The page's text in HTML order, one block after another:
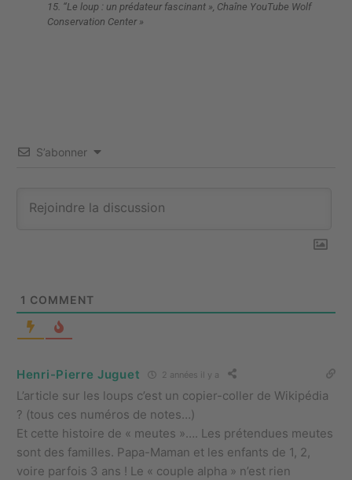
15. “Le loup : un prédateur fascinant », Chaîne YouTube Wolf
Conservation Center »
S’abonner
1 COMMENT
Henri-Pierre Juguet 2 années il y a
L’article sur les loups c’est un copier-coller de Wikipédia
? (tous ces numéros de notes…)
Et cette histoire de « meutes »…. Les prétendues meutes
sont des familles. Papa-Maman et les enfants de 1, 2,
voire parfois 3 ans ! Le « couple alpha » n’est rien